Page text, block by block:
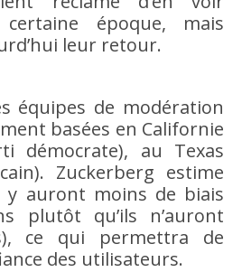
époque, mais
leur retour.
équipes de modération
basées en Californie
démocrate), au Texas
Zuckerberg estime
y auront moins de biais
plutôt qu’ils n’auront
ce qui permettra de
des utilisateurs.